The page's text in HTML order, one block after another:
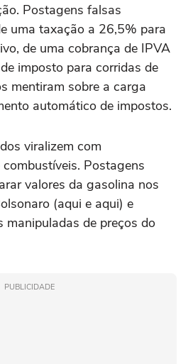
Postagens falsas
uma taxação a 26,5% para
de uma cobrança de IPVA
imposto para corridas de
mentiram sobre a carga
automático de impostos.
viralizem com
Postagens
valores da gasolina nos
(aqui e aqui) e
de preços do
PUBLICIDADE